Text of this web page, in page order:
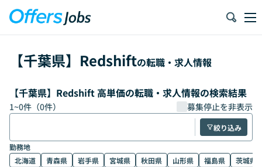
【千葉県】 Redshiftの転職・求人情報
【千葉県】Redshift 高単価の転職・求人情報の検索結果
1~0件（0件） 募集停止を非表示
絞り込み
勤務地
北海道
青森県 岩手県 宮城県 秋田県 山形県 福島県
茨城県